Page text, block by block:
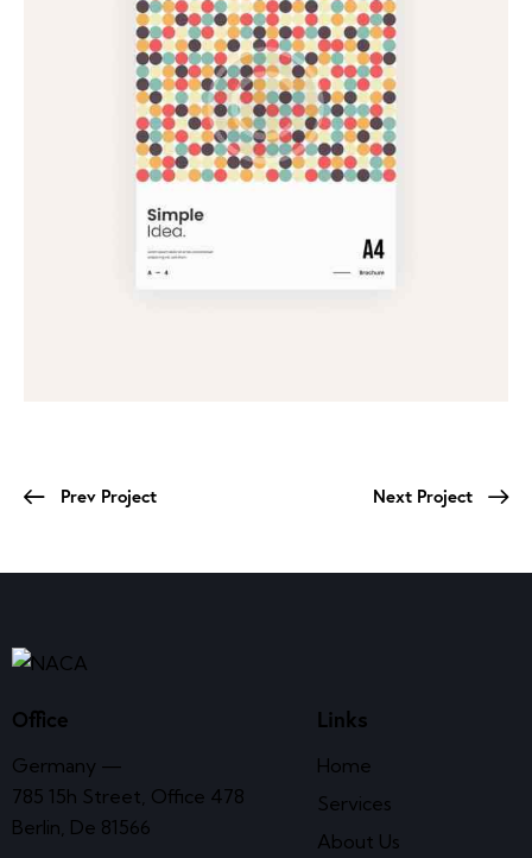
Prev Project Next Project
Office
Germany —
785 15h Street, Office 478
Berlin, De 81566
Links
Home
Services
About Us